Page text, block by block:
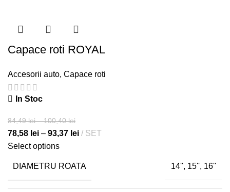
Capace roti ROYAL
Accesorii auto, Capace roti
In Stoc
84,49lei–100,40lei
78,58 lei – 93,37 lei
SET
Select options
DIAMETRU ROATA 14'', 15'', 16''